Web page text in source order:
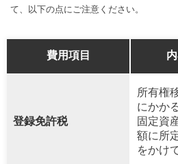
て、以下の点にご注意ください。
費用項目
登録免許税
所有権
にかか
固定資
額に所
をかけ